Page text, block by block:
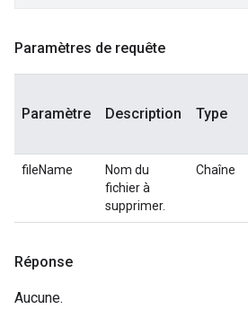
Paramètres de requête
Paramètre Description Type
fileName
Nom du
fichier à
supprimer.
Chaîne
Réponse
Aucune.